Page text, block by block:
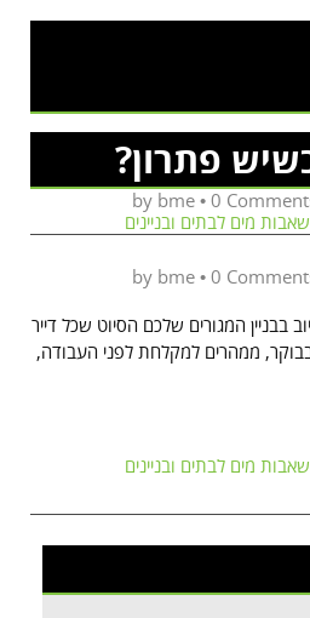
פתרון?
bme • 0
מים לבתים ובניינים
bme • 0
בבניין המגורים שלכם הסיוט שכל דייר
ממהרים למקלחת לפני העבודה,
מים לבתים ובניינים